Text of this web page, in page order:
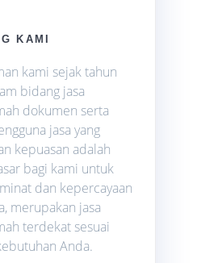
KAMI
kami sejak tahun
bidang jasa
dokumen serta
jasa yang
kepuasan adalah
bagi kami untuk
dan kepercayaan
merupakan jasa
terdekat sesuai
Anda.